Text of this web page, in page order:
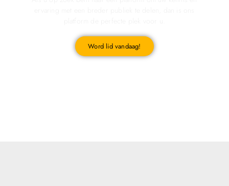
Word lid vandaag!